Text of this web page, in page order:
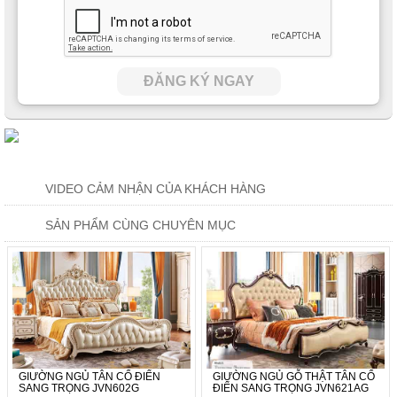
Khung giường được gia công hoàn toàn từ gỗ tự nhiên kết hợp
lành tính, an toàn với sức khỏe người dùng.
ĐĂNG KÝ NGAY
VIDEO CẢM NHẬN CỦA KHÁCH HÀNG
SẢN PHẨM CÙNG CHUYÊN MỤC
GIƯỜNG NGỦ TÂN CỔ ĐIỂN
SANG TRỌNG JVN602G
GIƯỜNG NGỦ GỖ THẬT TÂN CỔ
ĐIỂN SANG TRỌNG JVN621AG